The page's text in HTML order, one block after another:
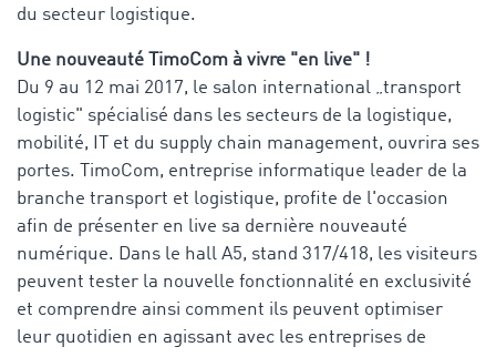
du secteur logistique.
Une nouveauté TimoCom à vivre "en live" !
Du 9 au 12 mai 2017, le salon international „transport
logistic" spécialisé dans les secteurs de la logistique,
mobilité, IT et du supply chain management, ouvrira ses
portes. TimoCom, entreprise informatique leader de la
branche transport et logistique, profite de l'occasion
afin de présenter en live sa dernière nouveauté
numérique. Dans le hall A5, stand 317/418, les visiteurs
peuvent tester la nouvelle fonctionnalité en exclusivité
et comprendre ainsi comment ils peuvent optimiser
leur quotidien en agissant avec les entreprises de